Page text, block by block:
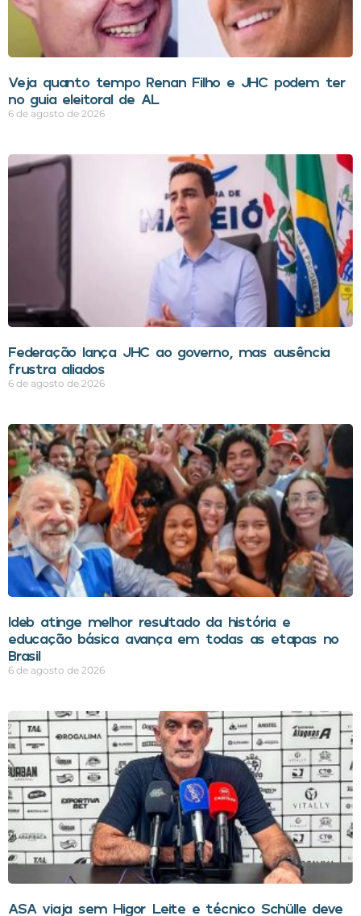
Veja quanto tempo Renan Filho e JHC podem ter
no guia eleitoral de AL
6 de agosto de 2026
Federação lança JHC ao governo, mas ausência
frustra aliados
6 de agosto de 2026
Ideb atinge melhor resultado da história e
educação básica avança em todas as etapas no
Brasil
6 de agosto de 2026
ASA viaja sem Higor Leite e técnico Schülle deve